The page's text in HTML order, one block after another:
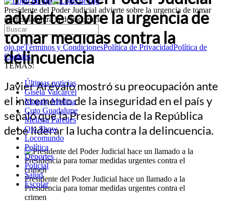
Presidente del Poder Judicial advierte sobre la urgencia de tomar
medidas contra la delincuencia
ojo.peTérminos y CondicionesPolítica de PrivacidadPolítica de
Cookies
TEMAS:
Últimas noticias
Gisela Valcarcel
Magaly Medina
Cuto Guadalupe
Melissa Paredes
Ojo Show
Locomundo
Política
Deportes
Policial
Salud
Escolar
advierte sobre la urgencia de
tomar medidas contra la
delincuencia
Javier Arévalo mostró su preocupación ante
el incremento de la inseguridad en el país y
señaló que la Presidencia de la República
debe liderar la lucha contra la delincuencia.
Presidente del Poder Judicial hace un llamado a la
Presidencia para tomar medidas urgentes contra el
crimen